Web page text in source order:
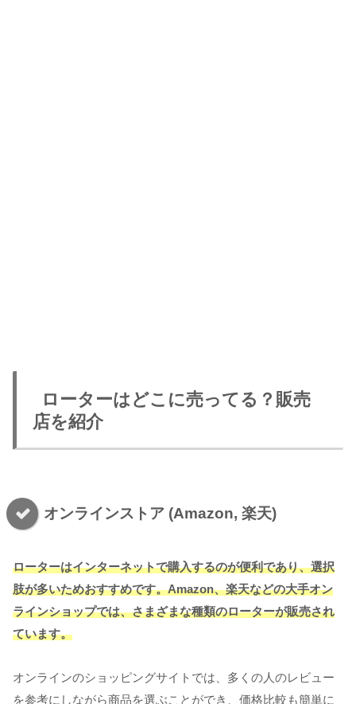
ローターはどこに売ってる？販売
店を紹介
オンラインストア (Amazon, 楽天)
ローターはインターネットで購入するのが便利であり、選択
肢が多いためおすすめです。Amazon、楽天などの大手オン
ラインショップでは、さまざまな種類のローターが販売され
ています。
オンラインのショッピングサイトでは、多くの人のレビュー
を参考にしながら商品を選ぶことができ、価格比較も簡単に